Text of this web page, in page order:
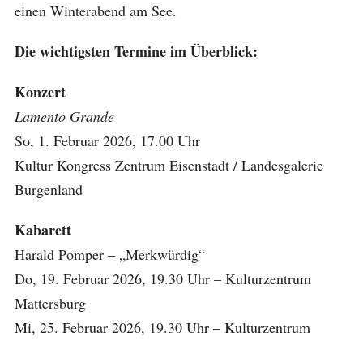
einen Winterabend am See.
Die wichtigsten Termine im Überblick:
Konzert
Lamento Grande
So, 1. Februar 2026, 17.00 Uhr
Kultur Kongress Zentrum Eisenstadt / Landesgalerie
Burgenland
Kabarett
Harald Pomper – „Merkwürdig“
Do, 19. Februar 2026, 19.30 Uhr – Kulturzentrum
Mattersburg
Mi, 25. Februar 2026, 19.30 Uhr – Kulturzentrum